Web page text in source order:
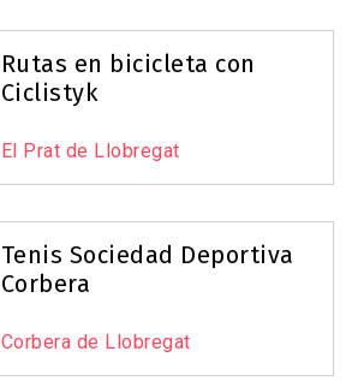
Rutas en bicicleta con
Ciclistyk
El Prat de Llobregat
Tenis Sociedad Deportiva
Corbera
Corbera de Llobregat